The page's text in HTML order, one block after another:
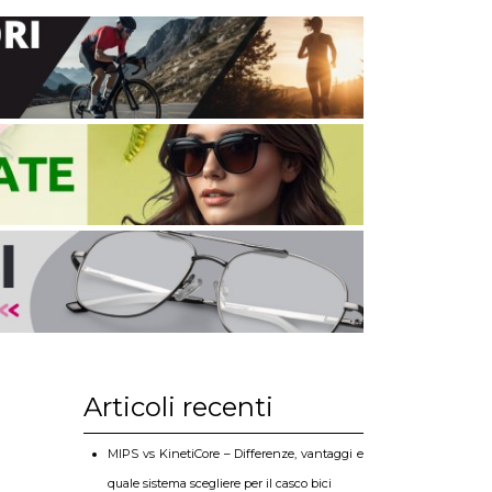
Articoli recenti
MIPS vs KinetiCore – Differenze, vantaggi e
quale sistema scegliere per il casco bici